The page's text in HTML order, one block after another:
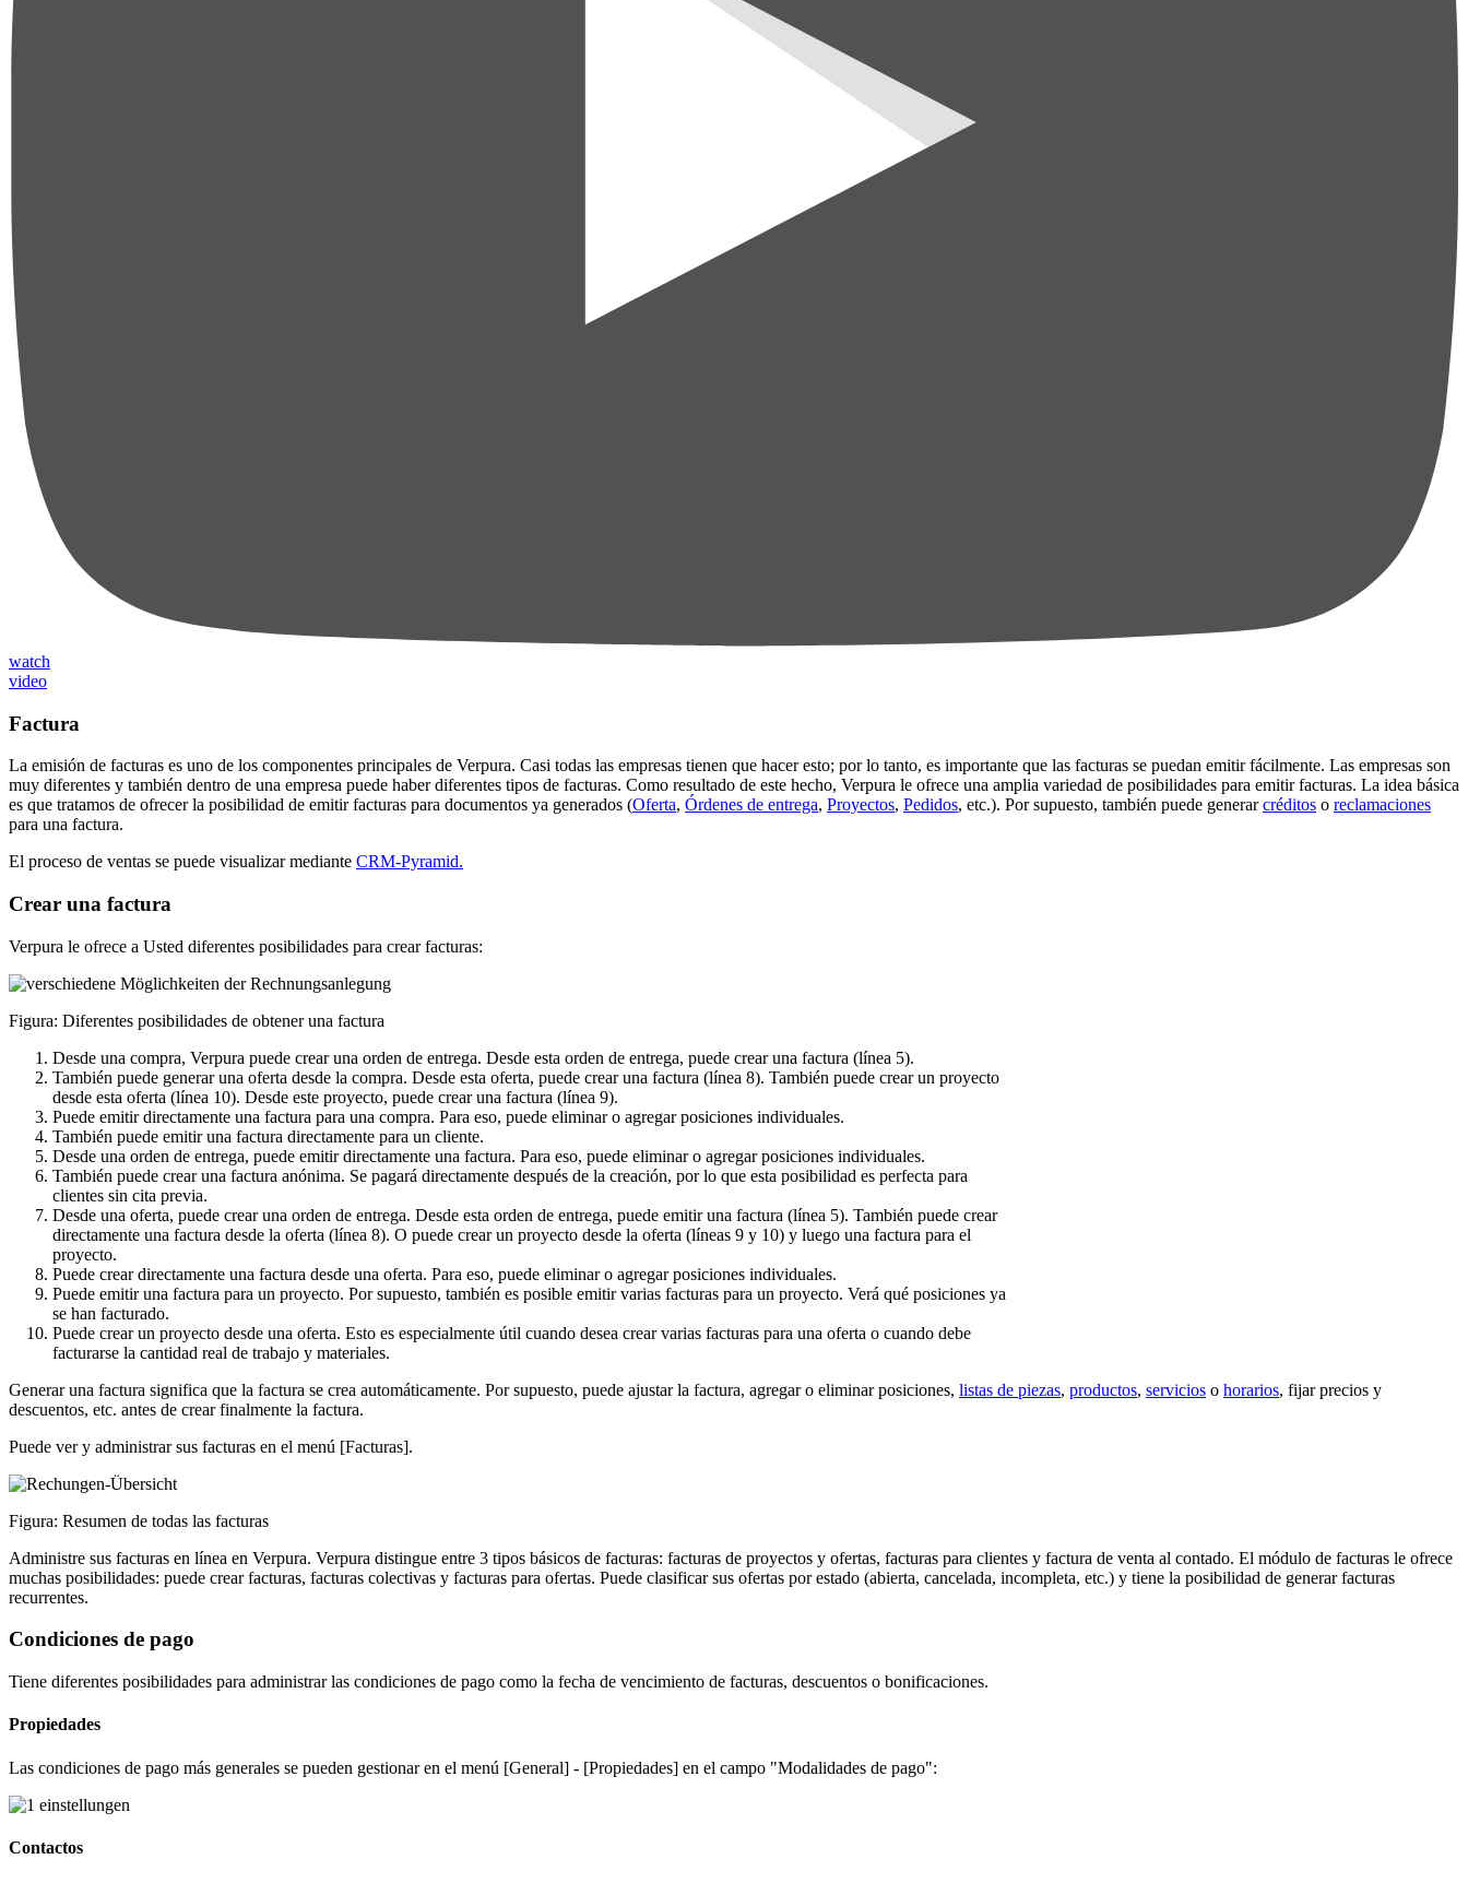
watch
video
Factura
La emisión de facturas es uno de los componentes principales de Verpura. Casi todas las empresas tienen que hacer esto; por lo tanto, es importante que las facturas se puedan emitir fácilmente. Las empresas son
muy diferentes y también dentro de una empresa puede haber diferentes tipos de facturas. Como resultado de este hecho, Verpura le ofrece una amplia variedad de posibilidades para emitir facturas. La idea básica
es que tratamos de ofrecer la posibilidad de emitir facturas para documentos ya generados (Oferta, Órdenes de entrega, Proyectos, Pedidos, etc.). Por supuesto, también puede generarcréditos o reclamaciones
para una factura.
El proceso de ventas se puede visualizar mediante CRM-Pyramid.
Crear una factura
Verpura le ofrece a Usted diferentes posibilidades para crear facturas:
Figura: Diferentes posibilidades de obtener una factura
Desde una compra, Verpura puede crear una orden de entrega. Desde esta orden de entrega, puede crear una factura (línea 5).
También puede generar una oferta desde la compra. Desde esta oferta, puede crear una factura (línea 8). También puede crear un proyecto
desde esta oferta (línea 10). Desde este proyecto, puede crear una factura (línea 9).
Puede emitir directamente una factura para una compra. Para eso, puede eliminar o agregar posiciones individuales.
También puede emitir una factura directamente para un cliente.
Desde una orden de entrega, puede emitir directamente una factura. Para eso, puede eliminar o agregar posiciones individuales.
También puede crear una factura anónima. Se pagará directamente después de la creación, por lo que esta posibilidad es perfecta para
clientes sin cita previa.
Desde una oferta, puede crear una orden de entrega. Desde esta orden de entrega, puede emitir una factura (línea 5). También puede crear
directamente una factura desde la oferta (línea 8). O puede crear un proyecto desde la oferta (líneas 9 y 10) y luego una factura para el
proyecto.
Puede crear directamente una factura desde una oferta. Para eso, puede eliminar o agregar posiciones individuales.
Puede emitir una factura para un proyecto. Por supuesto, también es posible emitir varias facturas para un proyecto. Verá qué posiciones ya
se han facturado.
Puede crear un proyecto desde una oferta. Esto es especialmente útil cuando desea crear varias facturas para una oferta o cuando debe
facturarse la cantidad real de trabajo y materiales.
Generar una factura significa que la factura se crea automáticamente. Por supuesto, puede ajustar la factura, agregar o eliminar posiciones, listas de piezas, productos, servicios o horarios, fijar precios y
descuentos, etc. antes de crear finalmente la factura.
Puede ver y administrar sus facturas en el menú [Facturas].
Figura: Resumen de todas las facturas
Administre sus facturas en línea en Verpura. Verpura distingue entre 3 tipos básicos de facturas: facturas de proyectos y ofertas, facturas para clientes y factura de venta al contado. El módulo de facturas le ofrece
muchas posibilidades: puede crear facturas, facturas colectivas y facturas para ofertas. Puede clasificar sus ofertas por estado (abierta, cancelada, incompleta, etc.) y tiene la posibilidad de generar facturas
recurrentes.
Condiciones de pago
Tiene diferentes posibilidades para administrar las condiciones de pago como la fecha de vencimiento de facturas, descuentos o bonificaciones.
Propiedades
Las condiciones de pago más generales se pueden gestionar en el menú [General] - [Propiedades] en el campo "Modalidades de pago":
Contactos